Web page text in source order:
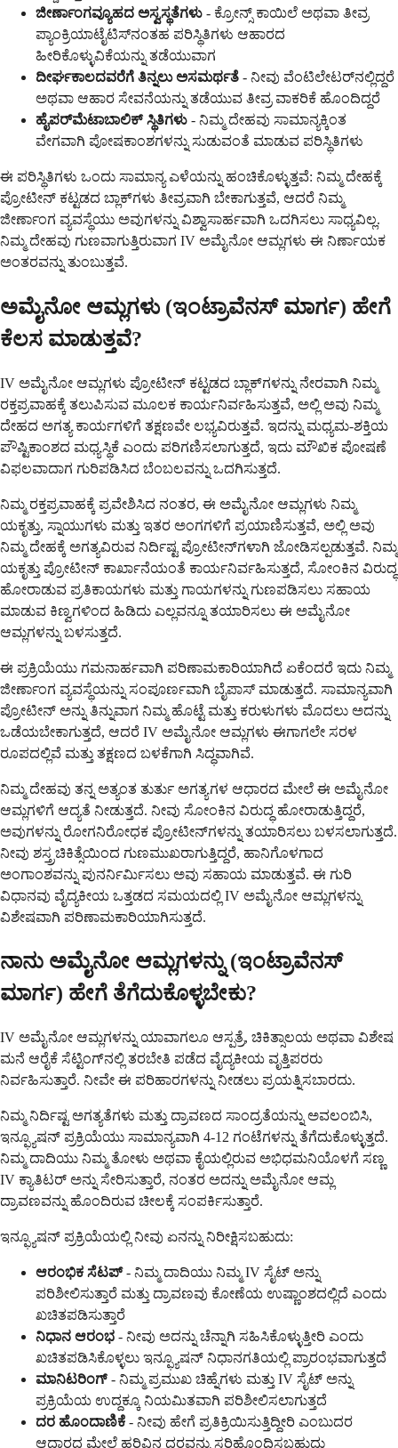
ಜೀರ್ಣಾಂಗವ್ಯೂಹದ ಅಸ್ವಸ್ಥತೆಗಳು - ಕ್ರೋನ್ಸ್ ಕಾಯಿಲೆ ಅಥವಾ ತೀವ್ರ
ಪ್ಯಾಂಕ್ರಿಯಾಟೈಟಿಸ್‌ನಂತಹ ಪರಿಸ್ಥಿತಿಗಳು ಆಹಾರದ
ಹೀರಿಕೊಳ್ಳುವಿಕೆಯನ್ನು ತಡೆಯುವಾಗ
ದೀರ್ಘಕಾಲದವರೆಗೆ ತಿನ್ನಲು ಅಸಮರ್ಥತೆ - ನೀವು ವೆಂಟಿಲೇಟರ್‌ನಲ್ಲಿದ್ದರೆ
ಅಥವಾ ಆಹಾರ ಸೇವನೆಯನ್ನು ತಡೆಯುವ ತೀವ್ರ ವಾಕರಿಕೆ ಹೊಂದಿದ್ದರೆ
ಹೈಪರ್‌ಮೆಟಾಬಾಲಿಕ್ ಸ್ಥಿತಿಗಳು - ನಿಮ್ಮ ದೇಹವು ಸಾಮಾನ್ಯಕ್ಕಿಂತ
ವೇಗವಾಗಿ ಪೋಷಕಾಂಶಗಳನ್ನು ಸುಡುವಂತೆ ಮಾಡುವ ಪರಿಸ್ಥಿತಿಗಳು
ಈ ಪರಿಸ್ಥಿತಿಗಳು ಒಂದು ಸಾಮಾನ್ಯ ಎಳೆಯನ್ನು ಹಂಚಿಕೊಳ್ಳುತ್ತವೆ: ನಿಮ್ಮ ದೇಹಕ್ಕೆ
ಪ್ರೋಟೀನ್ ಕಟ್ಟಡದ ಬ್ಲಾಕ್‌ಗಳು ತೀವ್ರವಾಗಿ ಬೇಕಾಗುತ್ತವೆ, ಆದರೆ ನಿಮ್ಮ
ಜೀರ್ಣಾಂಗ ವ್ಯವಸ್ಥೆಯು ಅವುಗಳನ್ನು ವಿಶ್ವಾಸಾರ್ಹವಾಗಿ ಒದಗಿಸಲು ಸಾಧ್ಯವಿಲ್ಲ.
ನಿಮ್ಮ ದೇಹವು ಗುಣವಾಗುತ್ತಿರುವಾಗ IV ಅಮೈನೋ ಆಮ್ಲಗಳು ಈ ನಿರ್ಣಾಯಕ
ಅಂತರವನ್ನು ತುಂಬುತ್ತವೆ.
ಅಮೈನೋ ಆಮ್ಲಗಳು (ಇಂಟ್ರಾವೆನಸ್ ಮಾರ್ಗ) ಹೇಗೆ
ಕೆಲಸ ಮಾಡುತ್ತವೆ?
IV ಅಮೈನೋ ಆಮ್ಲಗಳು ಪ್ರೋಟೀನ್ ಕಟ್ಟಡದ ಬ್ಲಾಕ್‌ಗಳನ್ನು ನೇರವಾಗಿ ನಿಮ್ಮ
ರಕ್ತಪ್ರವಾಹಕ್ಕೆ ತಲುಪಿಸುವ ಮೂಲಕ ಕಾರ್ಯನಿರ್ವಹಿಸುತ್ತವೆ, ಅಲ್ಲಿ ಅವು ನಿಮ್ಮ
ದೇಹದ ಅಗತ್ಯ ಕಾರ್ಯಗಳಿಗೆ ತಕ್ಷಣವೇ ಲಭ್ಯವಿರುತ್ತವೆ. ಇದನ್ನು ಮಧ್ಯಮ-ಶಕ್ತಿಯ
ಪೌಷ್ಟಿಕಾಂಶದ ಮಧ್ಯಸ್ಥಿಕೆ ಎಂದು ಪರಿಗಣಿಸಲಾಗುತ್ತದೆ, ಇದು ಮೌಖಿಕ ಪೋಷಣೆ
ವಿಫಲವಾದಾಗ ಗುರಿಪಡಿಸಿದ ಬೆಂಬಲವನ್ನು ಒದಗಿಸುತ್ತದೆ.
ನಿಮ್ಮ ರಕ್ತಪ್ರವಾಹಕ್ಕೆ ಪ್ರವೇಶಿಸಿದ ನಂತರ, ಈ ಅಮೈನೋ ಆಮ್ಲಗಳು ನಿಮ್ಮ
ಯಕೃತ್ತು, ಸ್ನಾಯುಗಳು ಮತ್ತು ಇತರ ಅಂಗಗಳಿಗೆ ಪ್ರಯಾಣಿಸುತ್ತವೆ, ಅಲ್ಲಿ ಅವು
ನಿಮ್ಮ ದೇಹಕ್ಕೆ ಅಗತ್ಯವಿರುವ ನಿರ್ದಿಷ್ಟ ಪ್ರೋಟೀನ್‌ಗಳಾಗಿ ಜೋಡಿಸಲ್ಪಡುತ್ತವೆ. ನಿಮ್ಮ
ಯಕೃತ್ತು ಪ್ರೋಟೀನ್ ಕಾರ್ಖಾನೆಯಂತೆ ಕಾರ್ಯನಿರ್ವಹಿಸುತ್ತದೆ, ಸೋಂಕಿನ ವಿರುದ್ಧ
ಹೋರಾಡುವ ಪ್ರತಿಕಾಯಗಳು ಮತ್ತು ಗಾಯಗಳನ್ನು ಗುಣಪಡಿಸಲು ಸಹಾಯ
ಮಾಡುವ ಕಿಣ್ವಗಳಿಂದ ಹಿಡಿದು ಎಲ್ಲವನ್ನೂ ತಯಾರಿಸಲು ಈ ಅಮೈನೋ
ಆಮ್ಲಗಳನ್ನು ಬಳಸುತ್ತದೆ.
ಈ ಪ್ರಕ್ರಿಯೆಯು ಗಮನಾರ್ಹವಾಗಿ ಪರಿಣಾಮಕಾರಿಯಾಗಿದೆ ಏಕೆಂದರೆ ಇದು ನಿಮ್ಮ
ಜೀರ್ಣಾಂಗ ವ್ಯವಸ್ಥೆಯನ್ನು ಸಂಪೂರ್ಣವಾಗಿ ಬೈಪಾಸ್ ಮಾಡುತ್ತದೆ. ಸಾಮಾನ್ಯವಾಗಿ
ಪ್ರೋಟೀನ್ ಅನ್ನು ತಿನ್ನುವಾಗ ನಿಮ್ಮ ಹೊಟ್ಟೆ ಮತ್ತು ಕರುಳುಗಳು ಮೊದಲು ಅದನ್ನು
ಒಡೆಯಬೇಕಾಗುತ್ತದೆ, ಆದರೆ IV ಅಮೈನೋ ಆಮ್ಲಗಳು ಈಗಾಗಲೇ ಸರಳ
ರೂಪದಲ್ಲಿವೆ ಮತ್ತು ತಕ್ಷಣದ ಬಳಕೆಗಾಗಿ ಸಿದ್ಧವಾಗಿವೆ.
ನಿಮ್ಮ ದೇಹವು ತನ್ನ ಅತ್ಯಂತ ತುರ್ತು ಅಗತ್ಯಗಳ ಆಧಾರದ ಮೇಲೆ ಈ ಅಮೈನೋ
ಆಮ್ಲಗಳಿಗೆ ಆದ್ಯತೆ ನೀಡುತ್ತದೆ. ನೀವು ಸೋಂಕಿನ ವಿರುದ್ಧ ಹೋರಾಡುತ್ತಿದ್ದರೆ,
ಅವುಗಳನ್ನು ರೋಗನಿರೋಧಕ ಪ್ರೋಟೀನ್‌ಗಳನ್ನು ತಯಾರಿಸಲು ಬಳಸಲಾಗುತ್ತದೆ.
ನೀವು ಶಸ್ತ್ರಚಿಕಿತ್ಸೆಯಿಂದ ಗುಣಮುಖರಾಗುತ್ತಿದ್ದರೆ, ಹಾನಿಗೊಳಗಾದ
ಅಂಗಾಂಶವನ್ನು ಪುನರ್ನಿರ್ಮಿಸಲು ಅವು ಸಹಾಯ ಮಾಡುತ್ತವೆ. ಈ ಗುರಿ
ವಿಧಾನವು ವೈದ್ಯಕೀಯ ಒತ್ತಡದ ಸಮಯದಲ್ಲಿ IV ಅಮೈನೋ ಆಮ್ಲಗಳನ್ನು
ವಿಶೇಷವಾಗಿ ಪರಿಣಾಮಕಾರಿಯಾಗಿಸುತ್ತದೆ.
ನಾನು ಅಮೈನೋ ಆಮ್ಲಗಳನ್ನು (ಇಂಟ್ರಾವೆನಸ್
ಮಾರ್ಗ) ಹೇಗೆ ತೆಗೆದುಕೊಳ್ಳಬೇಕು?
IV ಅಮೈನೋ ಆಮ್ಲಗಳನ್ನು ಯಾವಾಗಲೂ ಆಸ್ಪತ್ರೆ, ಚಿಕಿತ್ಸಾಲಯ ಅಥವಾ ವಿಶೇಷ
ಮನೆ ಆರೈಕೆ ಸೆಟ್ಟಿಂಗ್‌ನಲ್ಲಿ ತರಬೇತಿ ಪಡೆದ ವೈದ್ಯಕೀಯ ವೃತ್ತಿಪರರು
ನಿರ್ವಹಿಸುತ್ತಾರೆ. ನೀವೇ ಈ ಪರಿಹಾರಗಳನ್ನು ನೀಡಲು ಪ್ರಯತ್ನಿಸಬಾರದು.
ನಿಮ್ಮ ನಿರ್ದಿಷ್ಟ ಅಗತ್ಯತೆಗಳು ಮತ್ತು ದ್ರಾವಣದ ಸಾಂದ್ರತೆಯನ್ನು ಅವಲಂಬಿಸಿ,
ಇನ್ಫ್ಯೂಷನ್ ಪ್ರಕ್ರಿಯೆಯು ಸಾಮಾನ್ಯವಾಗಿ 4-12 ಗಂಟೆಗಳನ್ನು ತೆಗೆದುಕೊಳ್ಳುತ್ತದೆ.
ನಿಮ್ಮ ದಾದಿಯು ನಿಮ್ಮ ತೋಳು ಅಥವಾ ಕೈಯಲ್ಲಿರುವ ಅಭಿಧಮನಿಯೊಳಗೆ ಸಣ್ಣ
IV ಕ್ಯಾತಿಟರ್ ಅನ್ನು ಸೇರಿಸುತ್ತಾರೆ, ನಂತರ ಅದನ್ನು ಅಮೈನೋ ಆಮ್ಲ
ದ್ರಾವಣವನ್ನು ಹೊಂದಿರುವ ಚೀಲಕ್ಕೆ ಸಂಪರ್ಕಿಸುತ್ತಾರೆ.
ಇನ್ಫ್ಯೂಷನ್ ಪ್ರಕ್ರಿಯೆಯಲ್ಲಿ ನೀವು ಏನನ್ನು ನಿರೀಕ್ಷಿಸಬಹುದು:
ಆರಂಭಿಕ ಸೆಟಪ್- ನಿಮ್ಮ ದಾದಿಯು ನಿಮ್ಮ IV ಸೈಟ್ ಅನ್ನು
ಪರಿಶೀಲಿಸುತ್ತಾರೆ ಮತ್ತು ದ್ರಾವಣವು ಕೋಣೆಯ ಉಷ್ಣಾಂಶದಲ್ಲಿದೆ ಎಂದು
ಖಚಿತಪಡಿಸುತ್ತಾರೆ
ನಿಧಾನ ಆರಂಭ - ನೀವು ಅದನ್ನು ಚೆನ್ನಾಗಿ ಸಹಿಸಿಕೊಳ್ಳುತ್ತೀರಿ ಎಂದು
ಖಚಿತಪಡಿಸಿಕೊಳ್ಳಲು ಇನ್ಫ್ಯೂಷನ್ ನಿಧಾನಗತಿಯಲ್ಲಿ ಪ್ರಾರಂಭವಾಗುತ್ತದೆ
ಮಾನಿಟರಿಂಗ್ - ನಿಮ್ಮ ಪ್ರಮುಖ ಚಿಹ್ನೆಗಳು ಮತ್ತು IV ಸೈಟ್ ಅನ್ನು
ಪ್ರಕ್ರಿಯೆಯ ಉದ್ದಕ್ಕೂ ನಿಯಮಿತವಾಗಿ ಪರಿಶೀಲಿಸಲಾಗುತ್ತದೆ
ದರ ಹೊಂದಾಣಿಕೆ - ನೀವು ಹೇಗೆ ಪ್ರತಿಕ್ರಿಯಿಸುತ್ತಿದ್ದೀರಿ ಎಂಬುದರ
ಆಧಾರದ ಮೇಲೆ ಹರಿವಿನ ದರವನ್ನು ಸರಿಹೊಂದಿಸಬಹುದು